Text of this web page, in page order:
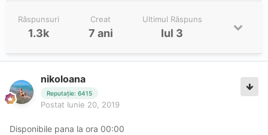
Răspunsuri
1.3k
Creat
7 ani
Ultimul Răspuns
Iul 3
nikoloana
Reputație: 6415
Postat Iunie 20, 2019
Disponibile pana la ora 00:00